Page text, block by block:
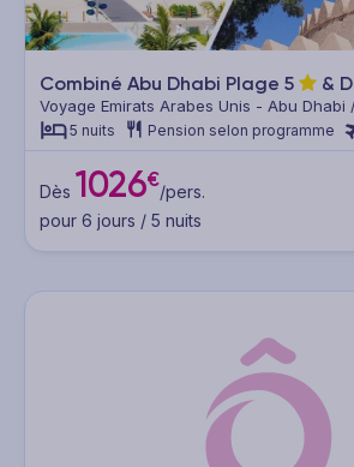
Combiné Abu Dhabi Plage 5 &
Voyage Emirats Arabes Unis - Abu Dhabi
5 nuits Pension selon programme
Dès 1026€/pers.
pour 6 jours / 5 nuits